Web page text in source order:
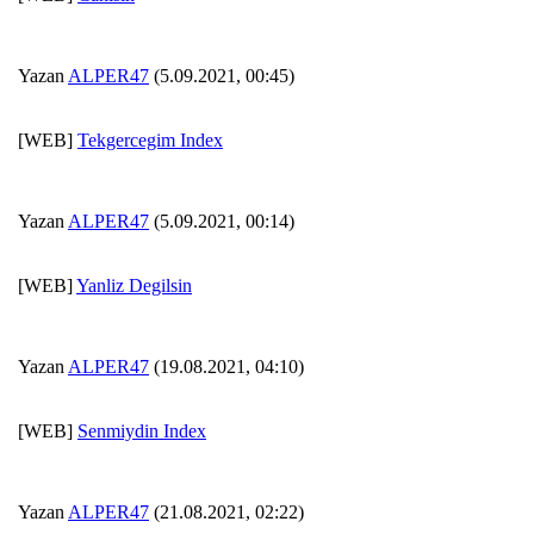
Yazan ALPER47 (5.09.2021, 00:45)
[WEB] Tekgercegim Index
Yazan ALPER47 (5.09.2021, 00:14)
[WEB]Yanliz Degilsin
Yazan ALPER47 (19.08.2021, 04:10)
[WEB] Senmiydin Index
Yazan ALPER47 (21.08.2021, 02:22)